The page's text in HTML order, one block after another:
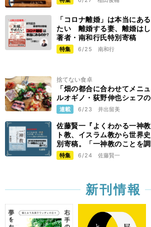
「コロナ離婚」は本当にあ
たい 離婚する妻、離婚は
著者・南和行氏特別寄稿
特集 6/25 南和行
捨てない食卓
「畑の都合に合わせてメニ
ルオギノ・荻野伸也シェフ
連載 6/23 井出留美
佐藤賢一『よくわかる一神
ト教、イスラム教から世界
別寄稿。「一神教のことを調
特集 6/24 佐藤賢一
新刊情報